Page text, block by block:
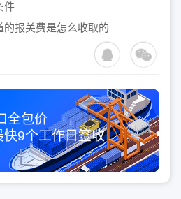
件
报关费是怎么收取的
全包价
快9个工作日签收